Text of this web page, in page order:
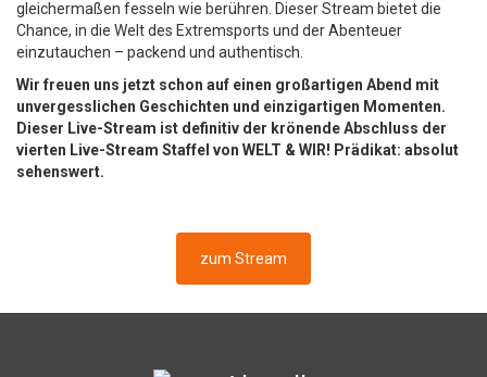
gleichermaßen fesseln wie berühren. Dieser Stream bietet die
Chance, in die Welt des Extremsports und der Abenteuer
einzutauchen – packend und authentisch.
Wir freuen uns jetzt schon auf einen großartigen Abend mit
unvergesslichen Geschichten und einzigartigen Momenten.
Dieser Live-Stream ist definitiv der krönende Abschluss der
vierten Live-Stream Staffel von WELT & WIR! Prädikat: absolut
sehenswert.
zum Stream